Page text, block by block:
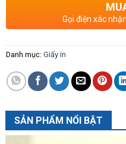
Gọi điện xác
Danh mục: Giấy in
SẢN PHẨM NỔI BẬT